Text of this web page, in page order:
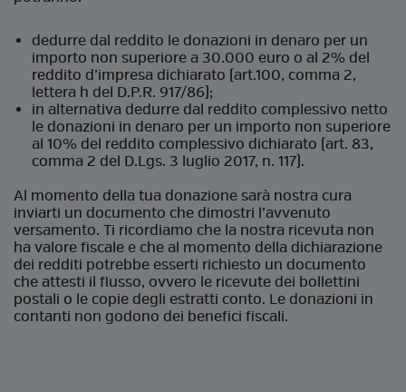
dedurre dal reddito le donazioni in denaro per un
importo non superiore a 30.000 euro o al 2% del
reddito d’impresa dichiarato (art.100, comma 2,
lettera h del D.P.R. 917/86);
in alternativa dedurre dal reddito complessivo netto
le donazioni in denaro per un importo non superiore
al 10% del reddito complessivo dichiarato (art. 83,
comma 2 del D.Lgs. 3 luglio 2017, n. 117).
Al momento della tua donazione sarà nostra cura
inviarti un documento che dimostri l’avvenuto
versamento. Ti ricordiamo che la nostra ricevuta non
ha valore fiscale e che al momento della dichiarazione
dei redditi potrebbe esserti richiesto un documento
che attesti il flusso, ovvero le ricevute dei bollettini
postali o le copie degli estratti conto. Le donazioni in
contanti non godono dei benefici fiscali.